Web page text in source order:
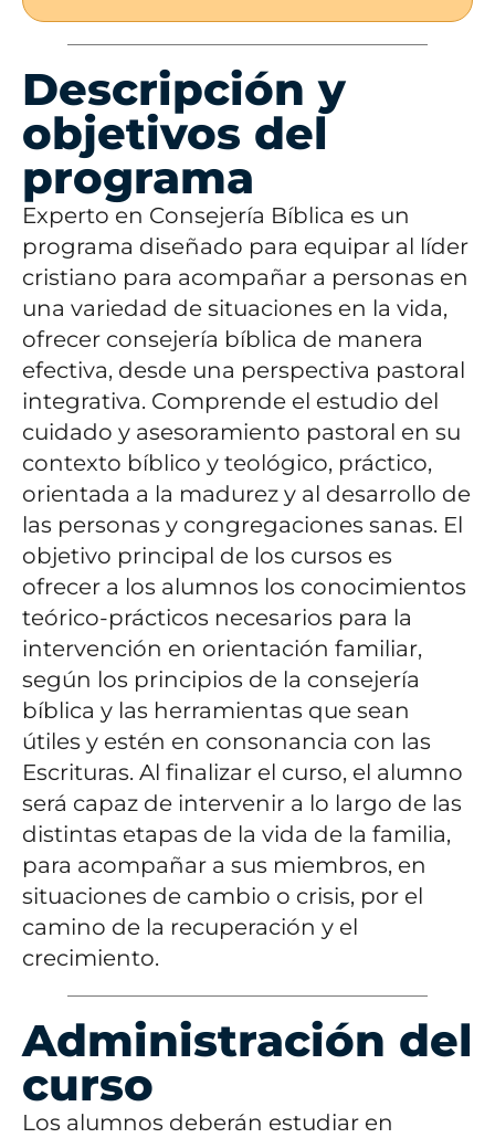
Descripción y
objetivos del
programa
Experto en Consejería Bíblica es un
programa diseñado para equipar al líder
cristiano para acompañar a personas en
una variedad de situaciones en la vida,
ofrecer consejería bíblica de manera
efectiva, desde una perspectiva pastoral
integrativa. Comprende el estudio del
cuidado y asesoramiento pastoral en su
contexto bíblico y teológico, práctico,
orientada a la madurez y al desarrollo de
las personas y congregaciones sanas. El
objetivo principal de los cursos es
ofrecer a los alumnos los conocimientos
teórico-prácticos necesarios para la
intervención en orientación familiar,
según los principios de la consejería
bíblica y las herramientas que sean
útiles y estén en consonancia con las
Escrituras. Al finalizar el curso, el alumno
será capaz de intervenir a lo largo de las
distintas etapas de la vida de la familia,
para acompañar a sus miembros, en
situaciones de cambio o crisis, por el
camino de la recuperación y el
crecimiento.
Administración del
curso
Los alumnos deberán estudiar en